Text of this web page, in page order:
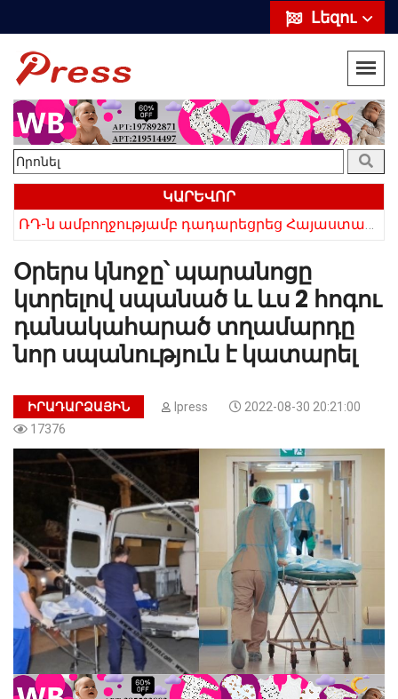
Լեզու
ԿԱՐԵՎՈՐ
Օրերս կնոջը՝ պարանոցը
կտրելով սպանած և ևս 2 հոգու
դանակահարած տղամարդը
նոր սպանություն է կատարել
ԻՐԱԴԱՐՁԱՅԻՆ Ipress
2022-08-30 20:21:00
17376